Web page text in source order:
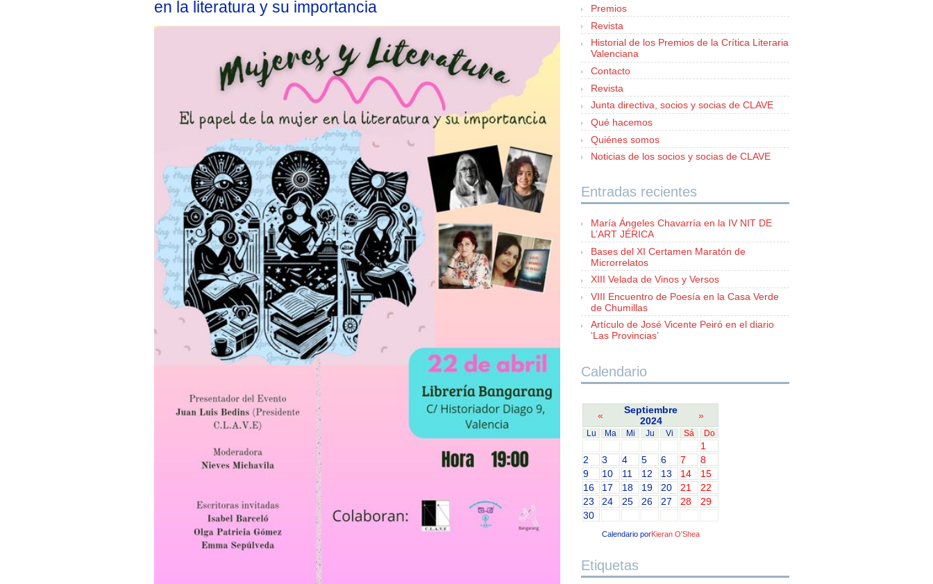
en la literatura y su importancia
Premios
Revista
Historial de los Premios de la Crítica Literaria
Valenciana
Contacto
Revista
Junta directiva, socios y socias de CLAVE
Qué hacemos
Quiénes somos
Noticias de los socios y socias de CLAVE
Entradas recientes
María Ángeles Chavarría en la IV NIT DE
L’ART JÉRICA
Bases del XI Certamen Maratón de
Microrrelatos
XIII Velada de Vinos y Versos
VIII Encuentro de Poesía en la Casa Verde
de Chumillas
Artículo de José Vicente Peiró en el diario
‘Las Provincias’
Calendario
«
Septiembre
2024
»
Lu Ma Mi Ju Vi Sá Do
1
2
3 4 5 6 7
8
9
10 11 12 13 14
15
16
17 18 19 20 21
22
23
24 25 26 27 28
29
30
Calendario porKieran O'Shea
Etiquetas